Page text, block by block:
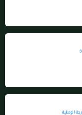
الوطنية